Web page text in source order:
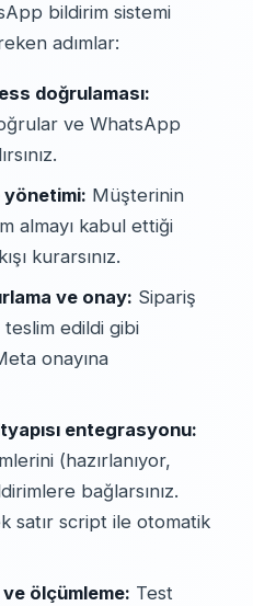
bildirim sistemi
adımlar:
doğrulaması:
ve WhatsApp
yönetimi: Müşterinin
almayı kabul ettiği
kurarsınız.
ve onay: Sipariş
edildi gibi
onayına
entegrasyonu:
(hazırlanıyor,
bağlarsınız.
satır script ile otomatik
ölçümleme: Test